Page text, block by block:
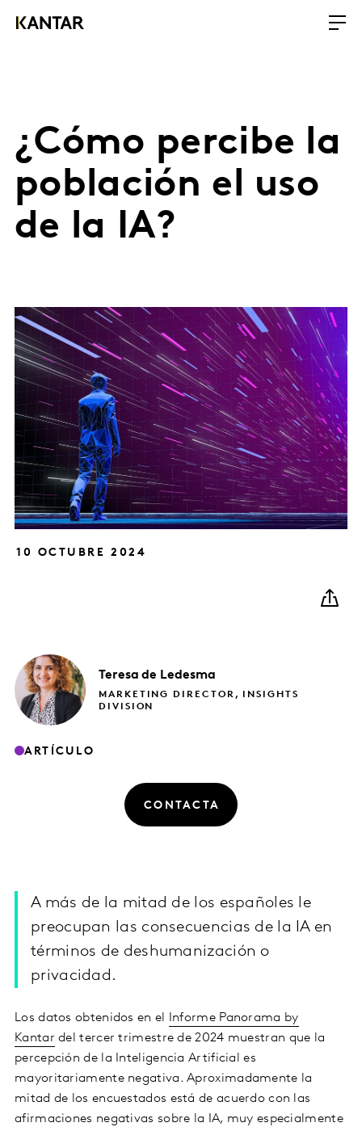
¿Cómo percibe la
población el uso
de la IA?
10 OCTUBRE 2024
Teresa de Ledesma
MARKETING DIRECTOR, INSIGHTS
DIVISION
ARTÍCULO
CONTACTA
A más de la mitad de los españoles le
preocupan las consecuencias de la IA en
términos de deshumanización o
privacidad.
Los datos obtenidos en el
Informe Panorama by
Kantar del tercer trimestre de 2024 muestran que la
percepción de la Inteligencia Artificial es
mayoritariamente negativa. Aproximadamente la
mitad de los encuestados está de acuerdo con las
afirmaciones negativas sobre la IA, muy especialmente